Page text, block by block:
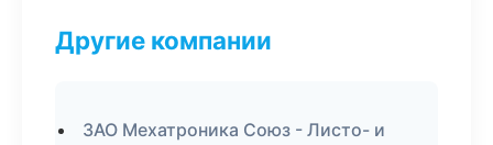
Другие компании
ЗАО Мехатроника Союз - Листо- и